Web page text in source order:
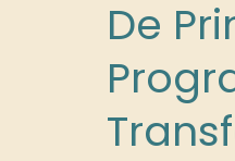
De